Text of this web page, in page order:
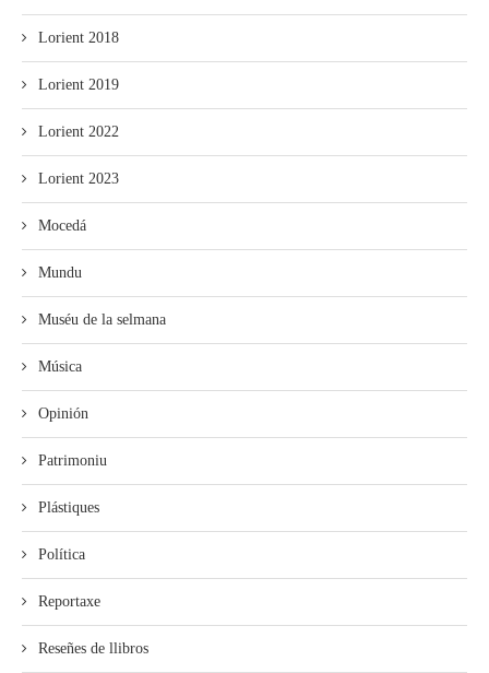
Lorient 2018
Lorient 2019
Lorient 2022
Lorient 2023
Mocedá
Mundu
Muséu de la selmana
Música
Opinión
Patrimoniu
Plástiques
Política
Reportaxe
Reseñes de llibros